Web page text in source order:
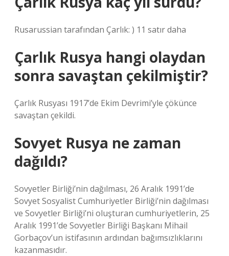
Rusarussian tarafından Çarlık: ) 11 satır daha
Çarlık Rusya hangi olaydan
sonra savaştan çekilmiştir?
Çarlık Rusyası 1917’de Ekim Devrimi’yle çökünce
savaştan çekildi.
Sovyet Rusya ne zaman
dağıldı?
Sovyetler Birliği’nin dağılması, 26 Aralık 1991’de
Sovyet Sosyalist Cumhuriyetler Birliği’nin dağılması
ve Sovyetler Birliği’ni oluşturan cumhuriyetlerin, 25
Aralık 1991’de Sovyetler Birliği Başkanı Mihail
Gorbaçov’un istifasının ardından bağımsızlıklarını
kazanmasıdır.